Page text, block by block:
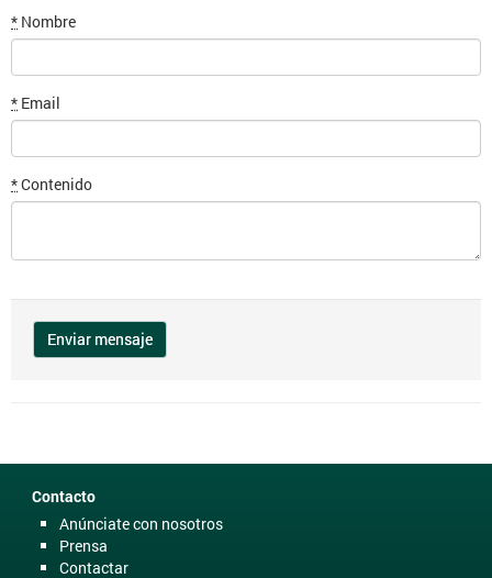
* Nombre
* Email
*Contenido
Contacto
Anúnciate con nosotros
Prensa
Contactar